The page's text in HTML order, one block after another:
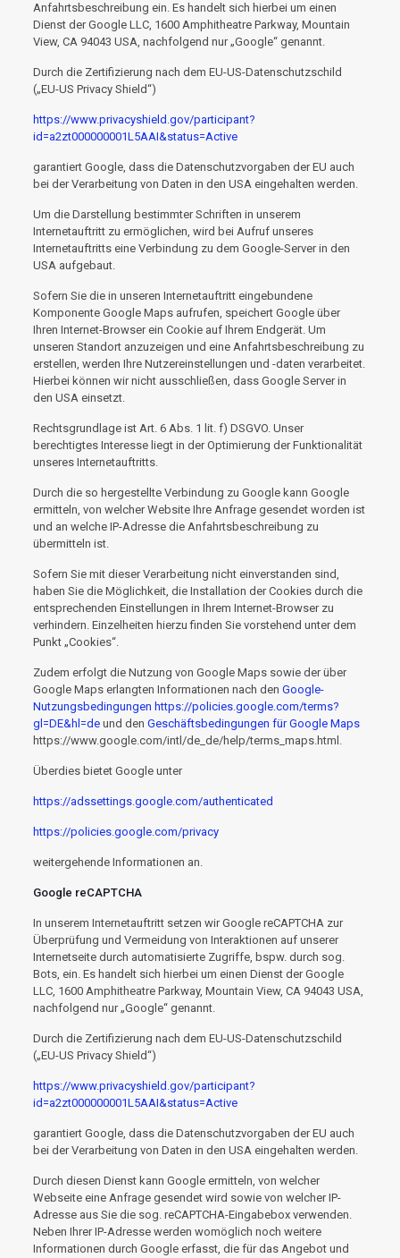
Anfahrtsbeschreibung ein. Es handelt sich hierbei um einen
Dienst der Google LLC, 1600 Amphitheatre Parkway, Mountain
View, CA 94043 USA, nachfolgend nur „Google“ genannt.
Durch die Zertifizierung nach dem EU-US-Datenschutzschild
(„EU-US Privacy Shield“)
https://www.privacyshield.gov/participant?
id=a2zt000000001L5AAI&status=Active
garantiert Google, dass die Datenschutzvorgaben der EU auch
bei der Verarbeitung von Daten in den USA eingehalten werden.
Um die Darstellung bestimmter Schriften in unserem
Internetauftritt zu ermöglichen, wird bei Aufruf unseres
Internetauftritts eine Verbindung zu dem Google-Server in den
USA aufgebaut.
Sofern Sie die in unseren Internetauftritt eingebundene
Komponente Google Maps aufrufen, speichert Google über
Ihren Internet-Browser ein Cookie auf Ihrem Endgerät. Um
unseren Standort anzuzeigen und eine Anfahrtsbeschreibung zu
erstellen, werden Ihre Nutzereinstellungen und -daten verarbeitet.
Hierbei können wir nicht ausschließen, dass Google Server in
den USA einsetzt.
Rechtsgrundlage ist Art. 6 Abs. 1 lit. f) DSGVO. Unser
berechtigtes Interesse liegt in der Optimierung der Funktionalität
unseres Internetauftritts.
Durch die so hergestellte Verbindung zu Google kann Google
ermitteln, von welcher Website Ihre Anfrage gesendet worden ist
und an welche IP-Adresse die Anfahrtsbeschreibung zu
übermitteln ist.
Sofern Sie mit dieser Verarbeitung nicht einverstanden sind,
haben Sie die Möglichkeit, die Installation der Cookies durch die
entsprechenden Einstellungen in Ihrem Internet-Browser zu
verhindern. Einzelheiten hierzu finden Sie vorstehend unter dem
Punkt „Cookies“.
Zudem erfolgt die Nutzung von Google Maps sowie der über
Google Maps erlangten Informationen nach den Google-
Nutzungsbedingungen https://policies.google.com/terms?
gl=DE&hl=deund den Geschäftsbedingungen für Google Maps
https://www.google.com/intl/de_de/help/terms_maps.html.
Überdies bietet Google unter
https://adssettings.google.com/authenticated
https://policies.google.com/privacy
weitergehende Informationen an.
Google reCAPTCHA
In unserem Internetauftritt setzen wir Google reCAPTCHA zur
Überprüfung und Vermeidung von Interaktionen auf unserer
Internetseite durch automatisierte Zugriffe, bspw. durch sog.
Bots, ein. Es handelt sich hierbei um einen Dienst der Google
LLC, 1600 Amphitheatre Parkway, Mountain View, CA 94043 USA,
nachfolgend nur „Google“ genannt.
Durch die Zertifizierung nach dem EU-US-Datenschutzschild
(„EU-US Privacy Shield“)
https://www.privacyshield.gov/participant?
id=a2zt000000001L5AAI&status=Active
garantiert Google, dass die Datenschutzvorgaben der EU auch
bei der Verarbeitung von Daten in den USA eingehalten werden.
Durch diesen Dienst kann Google ermitteln, von welcher
Webseite eine Anfrage gesendet wird sowie von welcher IP-
Adresse aus Sie die sog. reCAPTCHA-Eingabebox verwenden.
Neben Ihrer IP-Adresse werden womöglich noch weitere
Informationen durch Google erfasst, die für das Angebot und